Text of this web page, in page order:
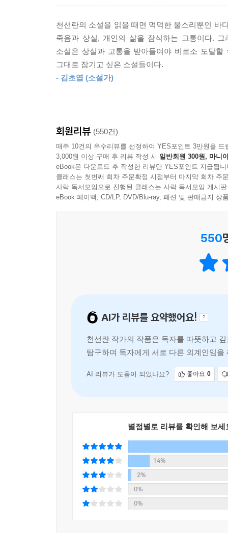
눈치 보고 자란 딸들은 가끔 그래. 짐이 덜 되기
야.
--- p.250
“행복하면 인간은 어떻게 되나요?”
「사막으로」는 자전적인 이야기에 가깝다. 덤
‘사랑은 국경도 없다’라는 말을 좋아한다. 사
「그림자놀이」는 상처 받지 않기 위해, 타인의
새벽에 몇 번이나 생각했던 문장을 옮겨 적을 이
그리고 「마지막 드라이브」는 추돌시험을 위
뭐랄까, 너도 기술의 피해자구나… 싶었다.
2020년 여름
천선란
지울 수 없는 흑백 타투 같은, 2의 세계
상이다. 알다시피 작가를 알기 위해 그런 사실에
더 많이 줄 것이다. 피해를 받지 않으려면? 지금
필요가 없을 테고, 「너를 위해서」는 ‘나’와 ‘너
광원만으론 그림자를 만들 수 없다. 광원이 세
따라서 숫자는 2다.
이 작품집에서는 수많은 2를 찾아볼 수 있다.
애써 외면하려는 노력을 보고, 그게 곧 지울 수
손으로 배신하지 않는다면, 우리는 「그림자놀이
그 2는 「너를 위해서」에서 갑자기 혈육과 생
낳는다. 두 작품은 태생부터 ‘바깥’에 있는 존재
사랑하는 존재를 이야기한다. 이 두 글을 모두 읽
주 무대고 「어떤 물질의 사랑」에서는 지구가
천선란의 소설을 읽을 때면 먹먹한 물소리뿐인 바
죽음과 상실, 개인의 삶을 잠식하는 고통이다.
소설은 상실과 고통을 받아들여야 비로소 도달
그대로 잠기고 싶은 소설들이다.
- 김초엽 (소설가)
회원리뷰 (550건)
매주 10건의 우수리뷰를 선정하여 YES포인트 3만원을 드
3,000원 이상 구매 후 리뷰 작성 시 일반회원 300원, 마니
eBook은 다운로드 후 작성한 리뷰만 YES포인트 지급됩니
클래스는 첫번째 회차 주문확정 시점부터 마지막 회차 주
사락 독서모임으로 진행된 클래스는 사락 독서모임 게시
eBook 페이백, CD/LP, DVD/Blu-ray, 패션 및 판매금지 상
550
AI가 리뷰를 요약했어요!
천선란 작가의 작품은 독자를 따뜻하고
탐구하며 독자에게 서로 다른 외계인임
별점별로 리뷰를 확인해 보세
2%
0%